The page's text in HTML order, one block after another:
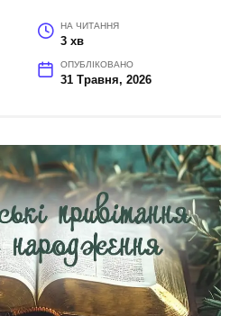
НА ЧИТАННЯ
3 хв
ОПУБЛІКОВАНО
31 Травня, 2026